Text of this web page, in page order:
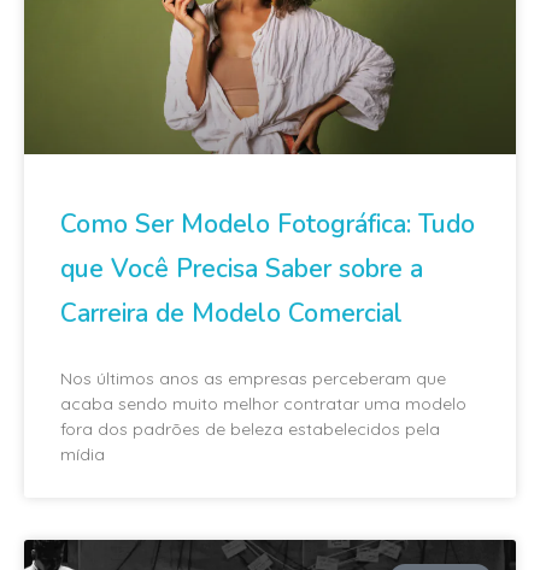
Como Ser Modelo Fotográfica: Tudo
que Você Precisa Saber sobre a
Carreira de Modelo Comercial
Nos últimos anos as empresas perceberam que
acaba sendo muito melhor contratar uma modelo
fora dos padrões de beleza estabelecidos pela
mídia